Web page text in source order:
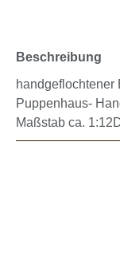
Beschreibung
handgeflochtener
Puppenhaus-
Maßstab ca.